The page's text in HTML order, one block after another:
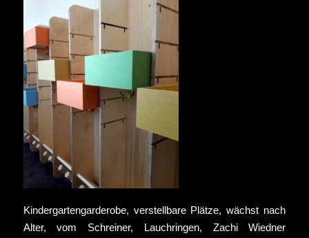
Kindergartengarderobe, verstellbare Plätze, wächst nach
Alter, vom Schreiner, Lauchringen, Zachi Wiedner